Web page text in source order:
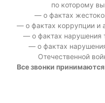
по которому
— о фактах
— о фактах коррупции и
— о фактах нарушения
— о фактах
Отечественной
Все звонки